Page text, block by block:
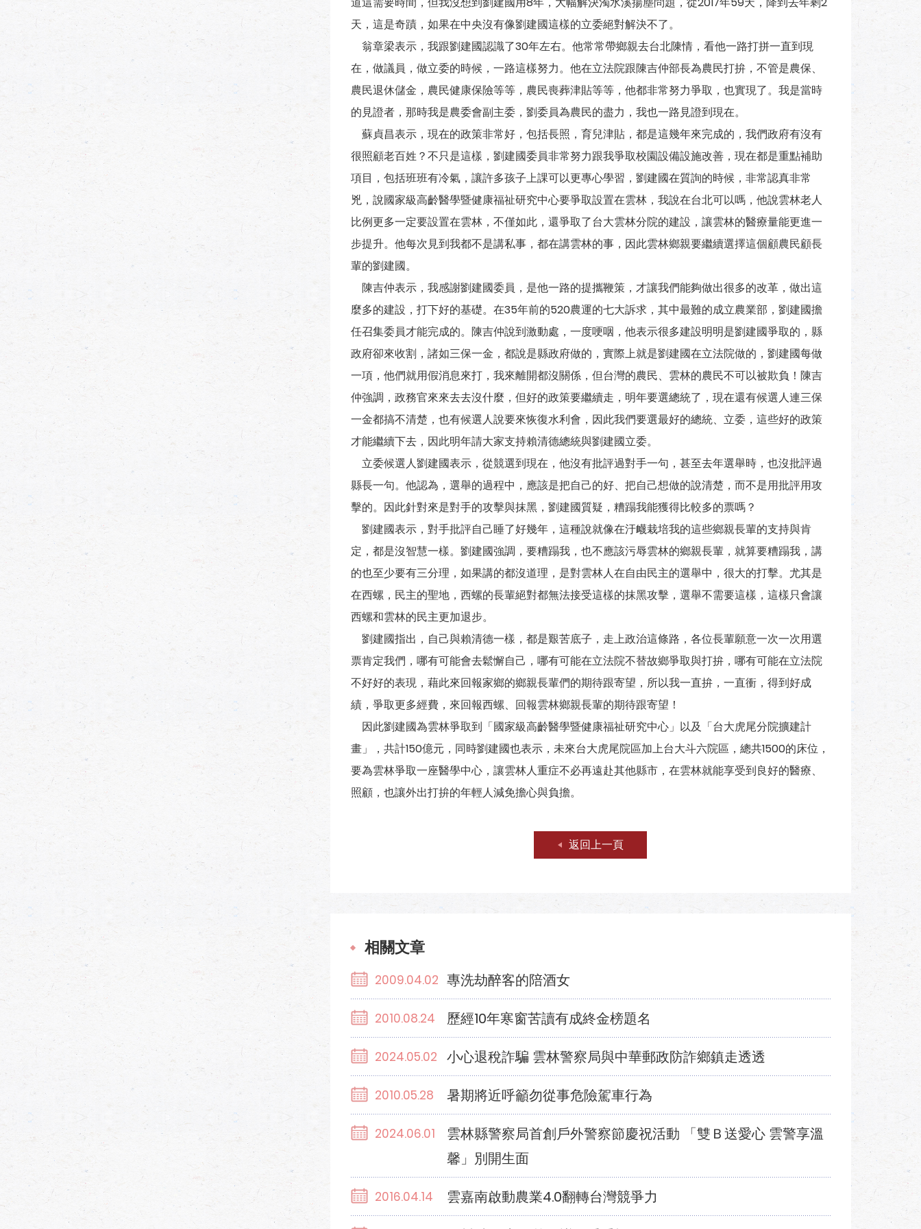
天，這是奇蹟，如果在中央沒有像劉建國這樣的立委絕對解決不了。
翁章梁表示，我跟劉建國認識了30年左右。他常常帶鄉親去台北陳情，看他一路打拼一直到現
在，做議員，做立委的時候，一路這樣努力。他在立法院跟陳吉仲部長為農民打拚，不管是農保、
農民退休儲金，農民健康保險等等，農民喪葬津貼等等，他都非常努力爭取，也實現了。我是當時
的見證者，那時我是農委會副主委，劉委員為農民的盡力，我也一路見證到現在。
蘇貞昌表示，現在的政策非常好，包括長照，育兒津貼，都是這幾年來完成的，我們政府有沒有
很照顧老百姓？不只是這樣，劉建國委員非常努力跟我爭取校園設備設施改善，現在都是重點補助
項目，包括班班有冷氣，讓許多孩子上課可以更專心學習，劉建國在質詢的時候，非常認真非常
兇，說國家級高齡醫學暨健康福祉研究中心要爭取設置在雲林，我說在台北可以嗎，他說雲林老人
比例更多一定要設置在雲林，不僅如此，還爭取了台大雲林分院的建設，讓雲林的醫療量能更進一
步提升。他每次見到我都不是講私事，都在講雲林的事，因此雲林鄉親要繼續選擇這個顧農民顧長
輩的劉建國。
陳吉仲表示，我感謝劉建國委員，是他一路的提攜鞭策，才讓我們能夠做出很多的改革，做出這
麼多的建設，打下好的基礎。在35年前的520農運的七大訴求，其中最難的成立農業部，劉建國擔
任召集委員才能完成的。陳吉仲說到激動處，一度哽咽，他表示很多建設明明是劉建國爭取的，縣
政府卻來收割，諸如三保一金，都說是縣政府做的，實際上就是劉建國在立法院做的，劉建國每做
一項，他們就用假消息來打，我來離開都沒關係，但台灣的農民、雲林的農民不可以被欺負！陳吉
仲強調，政務官來來去去沒什麼，但好的政策要繼續走，明年要選總統了，現在還有候選人連三保
一金都搞不清楚，也有候選人說要來恢復水利會，因此我們要選最好的總統、立委，這些好的政策
才能繼續下去，因此明年請大家支持賴清德總統與劉建國立委。
立委候選人劉建國表示，從競選到現在，他沒有批評過對手一句，甚至去年選舉時，也沒批評過
縣長一句。他認為，選舉的過程中，應該是把自己的好、把自己想做的說清楚，而不是用批評用攻
擊的。因此針對來是對手的攻擊與抹黑，劉建國質疑，糟蹋我能獲得比較多的票嗎？
劉建國表示，對手批評自己睡了好幾年，這種說就像在汙衊栽培我的這些鄉親長輩的支持與肯
定，都是沒智慧一樣。劉建國強調，要糟蹋我，也不應該污辱雲林的鄉親長輩，就算要糟蹋我，講
的也至少要有三分理，如果講的都沒道理，是對雲林人在自由民主的選舉中，很大的打擊。尤其是
在西螺，民主的聖地，西螺的長輩絕對都無法接受這樣的抹黑攻擊，選舉不需要這樣，這樣只會讓
西螺和雲林的民主更加退步。
劉建國指出，自己與賴清德一樣，都是艱苦底子，走上政治這條路，各位長輩願意一次一次用選
票肯定我們，哪有可能會去鬆懈自己，哪有可能在立法院不替故鄉爭取與打拚，哪有可能在立法院
不好好的表現，藉此來回報家鄉的鄉親長輩們的期待跟寄望，所以我一直拚，一直衝，得到好成
績，爭取更多經費，來回報西螺、回報雲林鄉親長輩的期待跟寄望！
因此劉建國為雲林爭取到「國家級高齡醫學暨健康福祉研究中心」以及「台大虎尾分院擴建計
畫」，共計150億元，同時劉建國也表示，未來台大虎尾院區加上台大斗六院區，總共1500的床位，
要為雲林爭取一座醫學中心，讓雲林人重症不必再遠赴其他縣市，在雲林就能享受到良好的醫療、
照顧，也讓外出打拚的年輕人減免擔心與負擔。
返回上一頁
相關文章
2009.04.02 專洗劫醉客的陪酒女
2010.08.24 歷經10年寒窗苦讀有成終金榜題名
2024.05.02 小心退稅詐騙 雲林警察局與中華郵政防詐鄉鎮走透透
2010.05.28 暑期將近呼籲勿從事危險駕車行為
2024.06.01
雲林縣警察局首創戶外警察節慶祝活動 「雙Ｂ送愛心 雲警享溫
馨」別開生面
2016.04.14 雲嘉南啟動農業4.0翻轉台灣競爭力